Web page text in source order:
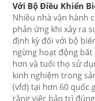
Với Bộ Điều Khiển
Nhiều nhà vận hành
phản ứng khi xảy ra
định kỳ đối với bộ
ngừng hoạt động
hơn và tuổi thọ sử
kinh nghiệm trong
(vfd) tại hơn 60 quốc
rằng việc bảo trì